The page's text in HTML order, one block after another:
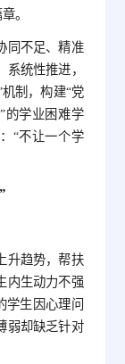
。
同不足、精准
统性推进，
制，构建“党
的学业困难学
“不让一个学
升趋势，帮扶
内生动力不强
学生因心理问
弱却缺乏针对